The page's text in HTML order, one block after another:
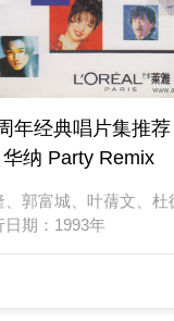
年经典唱片集推
纳 Party Remix
郭富城、叶蒨文、杜
期：1993年